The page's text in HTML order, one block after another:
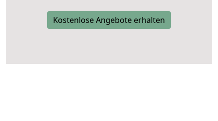
Kostenlose Angebote erhalten